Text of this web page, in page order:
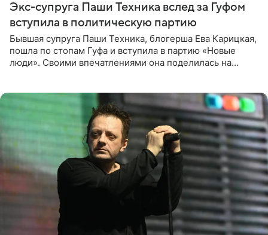
Экс-супруга Паши Техника вслед за Гуфом
вступила в политическую партию
Бывшая супруга Паши Техника, блогерша Ева Карицкая,
пошла по стопам Гуфа и вступила в партию «Новые
люди». Своими впечатлениями она поделилась на